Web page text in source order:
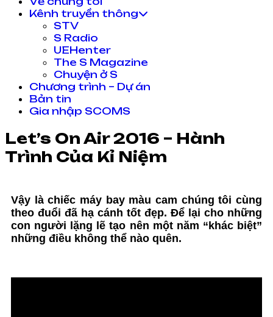
Kênh truyền thông
STV
S Radio
UEHenter
The S Magazine
Chuyện ở S
Chương trình – Dự án
Bản tin
Gia nhập SCOMS
Let’s On Air 2016 – Hành
Trình Của Kỉ Niệm
Vậy là chiếc máy bay màu cam chúng tôi cùng
theo đuổi đã hạ cánh tốt đẹp. Để lại cho những
con người lặng lẽ tạo nên một năm “khác biệt”
những điều không thể nào quên.